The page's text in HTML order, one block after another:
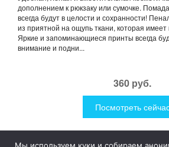
дополнением к рюкзаку или сумочке.
всегда будут в целости и сохранности!
из приятной на ощупь ткани, которая имеет
Яркие и запоминающиеся принты всегда
внимание и подни...
360 руб.
Посмотреть